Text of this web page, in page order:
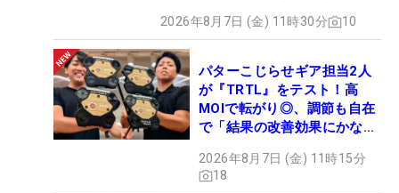
2026年8月7日 (金) 11時30分 10
パターこじらせギア担当2人
が『TRTL』をテスト！高
MOIで転がり◎、調節も自在
で「結果の改善効果にかなり
2026年8月7日 (金) 11時15分
18